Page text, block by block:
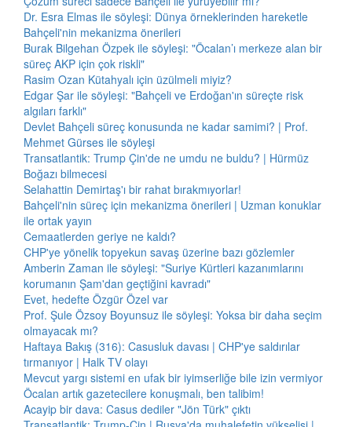
Dr. Esra Elmas ile söyleşi: Dünya örneklerinden hareketle
Bahçeli'nin mekanizma önerileri
Burak Bilgehan Özpek ile söyleşi: "Öcalan’ı merkeze alan bir
süreç AKP için çok riskli"
Rasim Ozan Kütahyalı için üzülmeli miyiz?
Edgar Şar ile söyleşi: "Bahçeli ve Erdoğan'ın süreçte risk
algıları farklı"
Devlet Bahçeli süreç konusunda ne kadar samimi? | Prof.
Mehmet Gürses ile söyleşi
Transatlantik: Trump Çin'de ne umdu ne buldu? | Hürmüz
Boğazı bilmecesi
Selahattin Demirtaş'ı bir rahat bırakmıyorlar!
Bahçeli'nin süreç için mekanizma önerileri | Uzman konuklar
ile ortak yayın
Cemaatlerden geriye ne kaldı?
CHP'ye yönelik topyekun savaş üzerine bazı gözlemler
Amberin Zaman ile söyleşi: "Suriye Kürtleri kazanımlarını
korumanın Şam'dan geçtiğini kavradı"
Evet, hedefte Özgür Özel var
Prof. Şule Özsoy Boyunsuz ile söyleşi: Yoksa bir daha seçim
olmayacak mı?
Haftaya Bakış (316): Casusluk davası | CHP'ye saldırılar
tırmanıyor | Halk TV olayı
Mevcut yargı sistemi en ufak bir iyimserliğe bile izin vermiyor
Öcalan artık gazetecilere konuşmalı, ben talibim!
Acayip bir dava: Casus dediler "Jön Türk" çıktı